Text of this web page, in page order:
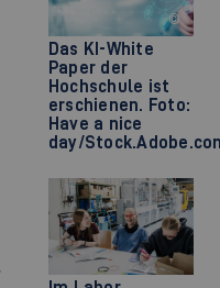
Das KI-White
Paper der
Hochschule ist
erschienen. Foto:
Have a nice
day/
©